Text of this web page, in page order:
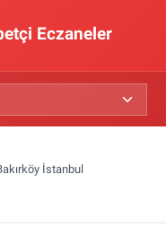
Eczaneler
İstanbul